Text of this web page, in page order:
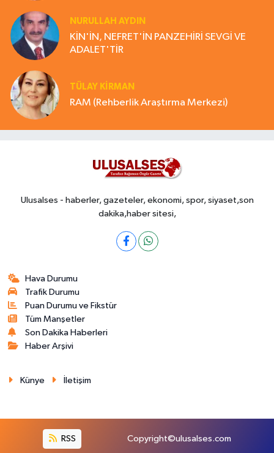
NURULLAH AYDIN
KİN'İN, NEFRET'İN PANZEHİRİ SEVGİ VE
ADALET'TİR
TÜLAY KİRMAN
RAM (Rehberlik Araştırma Merkezi)
Ulusalses - haberler, gazeteler, ekonomi, spor, siyaset,son
dakika,haber sitesi,
Hava Durumu
Trafik Durumu
Puan Durumu ve Fikstür
Tüm Manşetler
Son Dakika Haberleri
Haber Arşivi
Künye İletişim
RSS Copyright©ulusalses.com